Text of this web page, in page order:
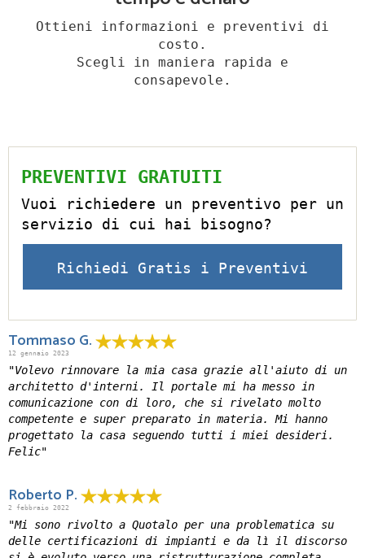
Ottieni informazioni e preventivi di
costo.
Scegli in maniera rapida e
consapevole.
PREVENTIVI GRATUITI
Vuoi richiedere un preventivo per un
servizio di cui hai bisogno?
Richiedi Gratis i Preventivi
Tommaso G.
12 gennaio 2023
"Volevo rinnovare la mia casa grazie all'aiuto di un
architetto d'interni. Il portale mi ha messo in
comunicazione con di loro, che si rivelato molto
competente e super preparato in materia. Mi hanno
progettato la casa seguendo tutti i miei desideri.
Felic"
Roberto P.
2 febbraio 2022
"Mi sono rivolto a Quotalo per una problematica su
delle certificazioni di impianti e da lì il discorso